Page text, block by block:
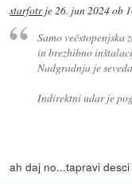
starfotrje26. jun 2024 ob
Samo
in brezhibno
Nadgradnja je
Indirektni udar je
ah daj no...tapravi